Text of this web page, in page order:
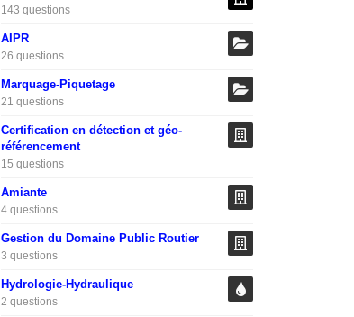
143 questions
AIPR
26 questions
Marquage-Piquetage
21 questions
Certification en détection et géo-
référencement
15 questions
Amiante
4 questions
Gestion du Domaine Public Routier
3 questions
Hydrologie-Hydraulique
2 questions